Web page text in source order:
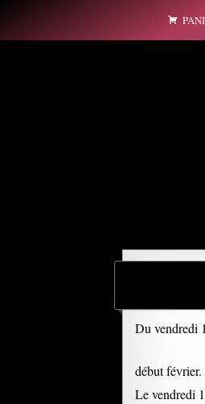
Du vendredi
début février.
Le vendredi